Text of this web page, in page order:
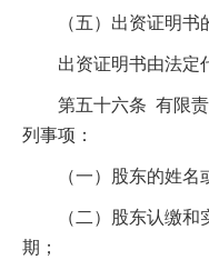
（五）出资证明书的
出资证明书由法定代
第五十六条 有限责
列事项：
（一）股东的姓名或
（二）股东认缴和实
期；